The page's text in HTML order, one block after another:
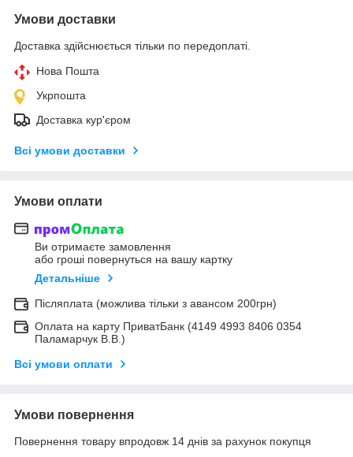
Умови доставки
Доставка здійснюється тільки по передоплаті.
Нова Пошта
Укрпошта
Доставка кур'єром
Всі умови доставки
Умови оплати
Ви отримаєте замовлення
або гроші повернуться на вашу картку
Детальніше
Післяплата (можлива тільки з авансом 200грн)
Оплата на карту ПриватБанк (4149 4993 8406 0354
Паламарчук В.В.)
Всі умови оплати
Умови повернення
Повернення товару впродовж 14 днів за рахунок покупця